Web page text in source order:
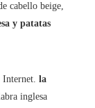
cabello beige,
y patatas
Internet. la
inglesa